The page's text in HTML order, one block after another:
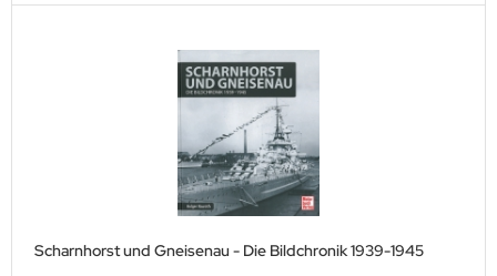
Scharnhorst und Gneisenau - Die Bildchronik 1939-1945